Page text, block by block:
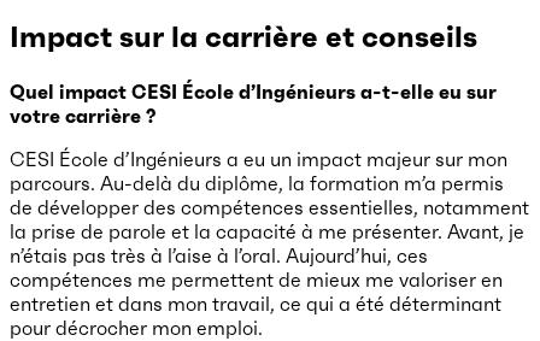
Impact sur la carrière et conseils
Quel impact CESI École d’Ingénieurs a-t-elle eu sur
votre carrière ?
CESI École d’Ingénieurs a eu un impact majeur sur mon
parcours. Au-delà du diplôme, la formation m’a permis
de développer des compétences essentielles, notamment
la prise de parole et la capacité à me présenter. Avant, je
n’étais pas très à l’aise à l’oral. Aujourd’hui, ces
compétences me permettent de mieux me valoriser en
entretien et dans mon travail, ce qui a été déterminant
pour décrocher mon emploi.